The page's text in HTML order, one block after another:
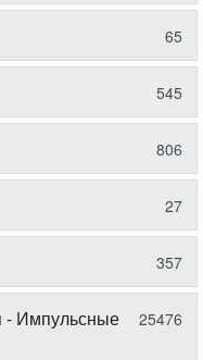
65
545
806
27
357
- Импульсные
25476